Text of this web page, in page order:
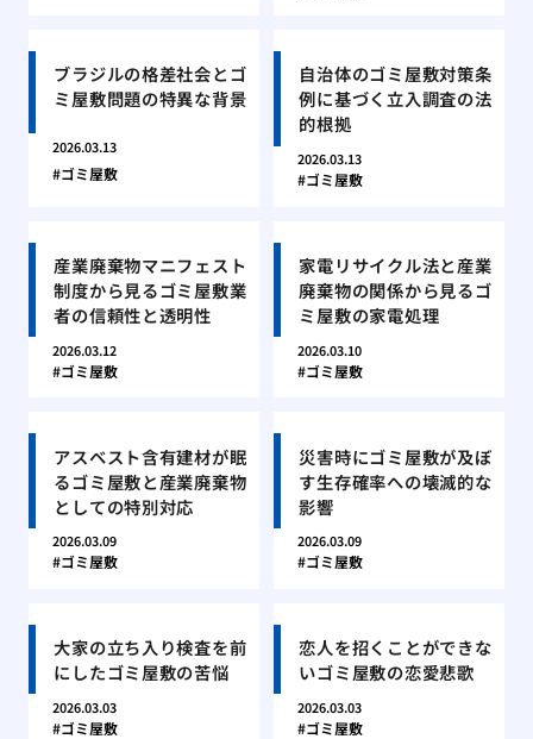
ブラジルの格差社会とゴ
ミ屋敷問題の特異な背景
2026.03.13
ゴミ屋敷
自治体のゴミ屋敷対策条
例に基づく立入調査の法
的根拠
2026.03.13
ゴミ屋敷
産業廃棄物マニフェスト
制度から見るゴミ屋敷業
者の信頼性と透明性
2026.03.12
ゴミ屋敷
家電リサイクル法と産業
廃棄物の関係から見るゴ
ミ屋敷の家電処理
2026.03.10
ゴミ屋敷
アスベスト含有建材が眠
るゴミ屋敷と産業廃棄物
としての特別対応
2026.03.09
ゴミ屋敷
災害時にゴミ屋敷が及ぼ
す生存確率への壊滅的な
影響
2026.03.09
ゴミ屋敷
大家の立ち入り検査を前
にしたゴミ屋敷の苦悩
2026.03.03
ゴミ屋敷
恋人を招くことができな
いゴミ屋敷の恋愛悲歌
2026.03.03
ゴミ屋敷